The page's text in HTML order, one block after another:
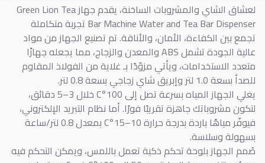
لعشاق الشاي والمشروبات الساخنة، يقدم جهاز Green Lion Tea
Bar Machine Water and Tea Bar Dispenser تجربة متكاملة
تجمع بين الكفاءة، الأمان، والأناقة. تم تصنيع الجهاز من مواد
عالية الجودة تشمل ABS والمعدن والزجاج، مما يجعله جهازًا
متعدد الاستخدامات، ويأتي مزوّدًا بـ غلاية من الفولاذ المقاوم
للصدأ بسعة 1.0 لتر وإبريق شاي زجاجي بسعة 0.8 لتر.
يغلي الجهاز المياه بسرعة تصل إلى 100°C خلال 3–5 دقائق،
لتكون مشروباتك جاهزة تقريبًا فورًا. أما نظام التبريد الإلكتروني،
فيوفّر مياهًا باردة بدرجة حرارة 10–15°C بمعدل 0.8 لتر/ساعة
بسهولة وسلاسة.
صُمم الجهاز بلوحة تحكم ذكية تعمل باللمس، ويمكن التحكم فيه